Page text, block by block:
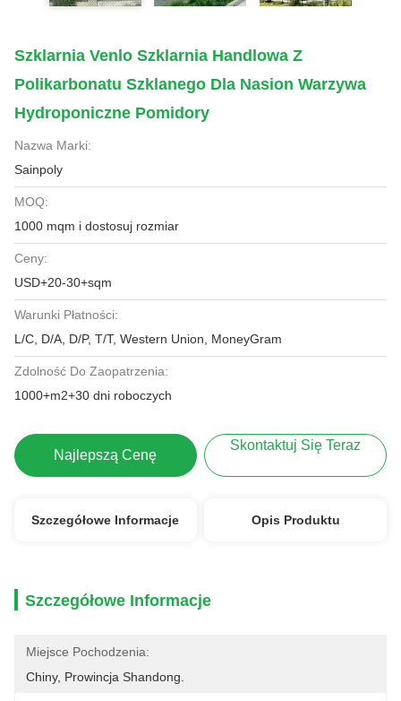
Szklarnia Venlo Szklarnia Handlowa Z
Polikarbonatu Szklanego Dla Nasion Warzywa
Hydroponiczne Pomidory
Nazwa Marki:
Sainpoly
MOQ:
1000 mqm i dostosuj rozmiar
Ceny:
USD+20-30+sqm
Warunki Płatności:
L/C, D/A, D/P, T/T, Western Union, MoneyGram
Zdolność Do Zaopatrzenia:
1000+m2+30 dni roboczych
Najlepszą Cenę
Skontaktuj Się Teraz
Szczegółowe Informacje Opis Produktu
Szczegółowe Informacje
Miejsce Pochodzenia:
Chiny, Prowincja Shandong.